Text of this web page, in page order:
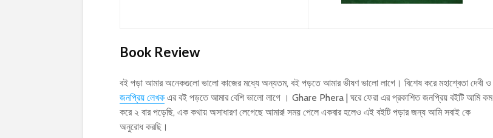
Book Review
বই পড়া আমার অনেকগুলো ভালো কাজের মধ্যে অন্যতম, বই পড়তে আমার ভীষণ ভালো লাগে। বিশেষ করে মহাশ্বেতা দেবী ও
জনপ্রিয় লেখক এর বই পড়তে আমার বেশি ভালো লাগে । Ghare Phera | ঘরে ফেরা এর প্রকাশিত জনপ্রিয় বইটি আমি কম
করে ২ বার পড়েছি, এক কথায় অসাধারণ লেগেছে আমার! সময় পেলে একবার হলেও এই বইটি পড়ার জন্য আমি সবাই কে
অনুরোধ করছি।